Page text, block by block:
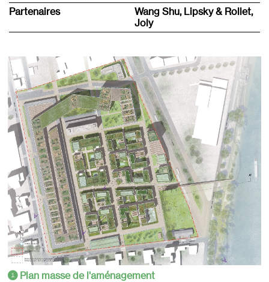
Partenaires
Wang Shu, Lipsky & Rollet,
Joly
1Plan masse de l'aménagement